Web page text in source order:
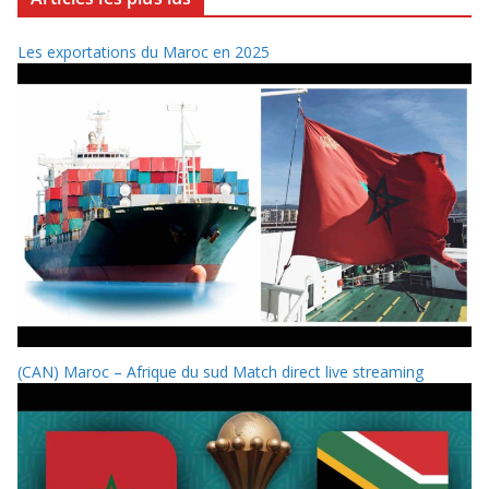
Les exportations du Maroc en 2025
(CAN) Maroc – Afrique du sud Match direct live streaming